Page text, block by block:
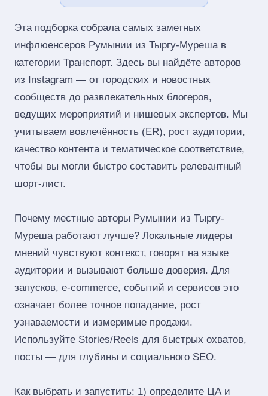
Эта подборка собрала самых заметных
инфлюенсеров Румынии из Тыргу-Муреша в
категории Транспорт. Здесь вы найдёте авторов
из Instagram — от городских и новостных
сообществ до развлекательных блогеров,
ведущих мероприятий и нишевых экспертов. Мы
учитываем вовлечённость (ER), рост аудитории,
качество контента и тематическое соответствие,
чтобы вы могли быстро составить релевантный
шорт‑лист.
Почему местные авторы Румынии из Тыргу-
Муреша работают лучше? Локальные лидеры
мнений чувствуют контекст, говорят на языке
аудитории и вызывают больше доверия. Для
запусков, e‑commerce, событий и сервисов это
означает более точное попадание, рост
узнаваемости и измеримые продажи.
Используйте Stories/Reels для быстрых охватов,
посты — для глубины и социального SEO.
Как выбрать и запустить: 1) определите ЦА и